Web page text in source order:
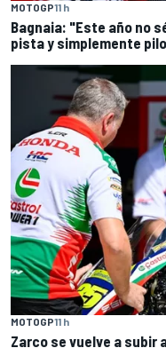
MOTOGP11 h
Bagnaia: "Este año no
pista y simplemente
MOTOGP11 h
Zarco se vuelve a subir